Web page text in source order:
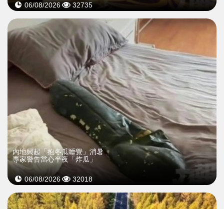
06/08/2026 32735
內地興起「抱冬瓜睡覺」消暑
專家警告當心半夜「炸瓜」
06/08/2026 32018